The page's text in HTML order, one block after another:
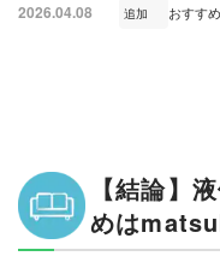
2026.04.08 追加 おすす
【結論】
めは